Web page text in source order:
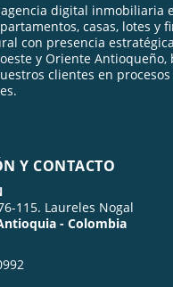
digital inmobiliaria
casas, lotes y
con presencia
y Oriente
clientes en
Y CONTACTO
115. Laureles Nogal
- Colombia